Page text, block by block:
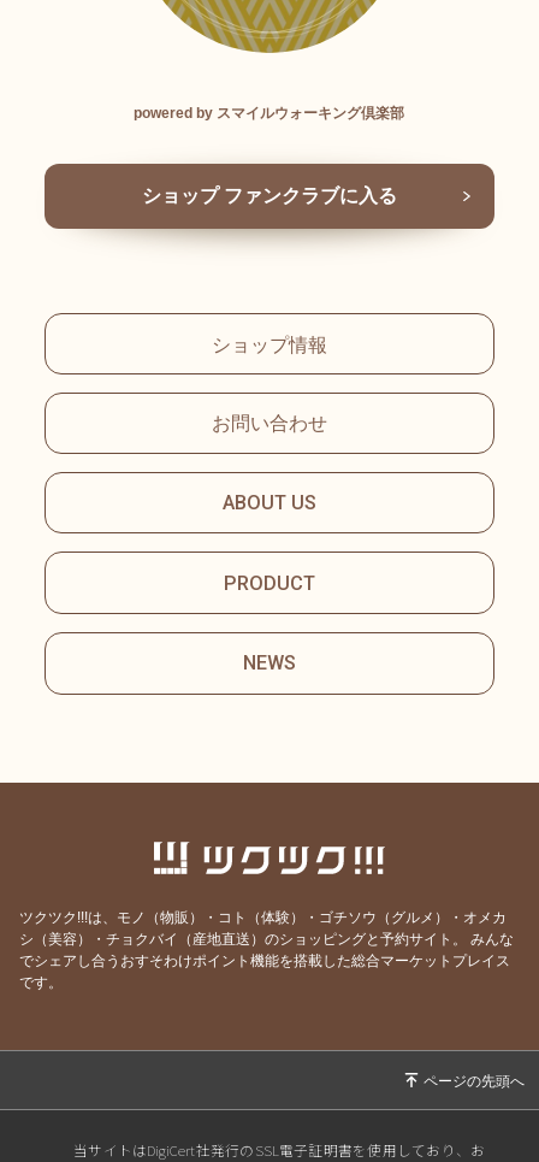
powered by スマイルウォーキング倶楽部
ショップ ファンクラブに入る
ショップ情報
お問い合わせ
ABOUT US
PRODUCT
NEWS
ツクツク!!!は、モノ（物販）・コト（体験）・ゴチソウ（グルメ）・オメカ
シ（美容）・チョクバイ（産地直送）のショッピングと予約サイト。
みんな
でシェアし合うおすそわけポイント機能を搭載した総合マーケットプレイス
です。
当サイトはDigiCert社発行のSSL電子証明書を使用しており、お